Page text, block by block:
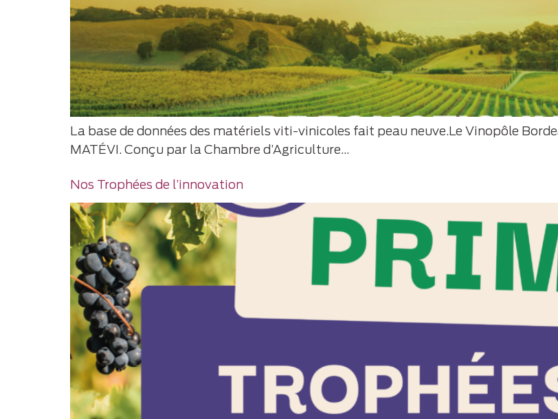
La base de données des matériels viti-vinicoles fait peau neuve.Le Vinopôle
MATÉVI. Conçu par la Chambre d’Agriculture…
Nos Trophées de l’innovation